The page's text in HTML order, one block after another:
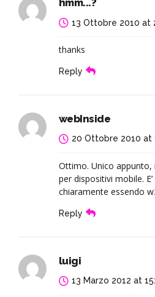
hmm...?
13 Ottobre 2010 at
thanks
Reply
webInside
20 Ottobre 2010 at
Ottimo. Unico appunto,
per dispositivi mobile.
chiaramente essendo
Reply
luigi
13 Marzo 2012 at